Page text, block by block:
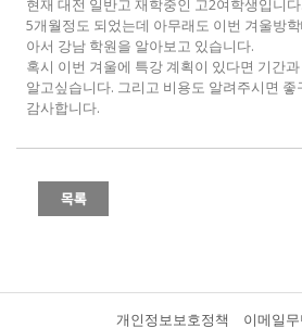
현재 대전 일반고 재학중인 고2여학생입니
5개월정도 되었는데 아무래도 이번 겨울방
아서 강남 학원을 알아보고 있습니다.
혹시 이번 겨울에 특강 계획이 있다면 기간
알고싶습니다. 그리고 비용도 알려주시면 좋
감사합니다.
개인정보보호정책 이메일